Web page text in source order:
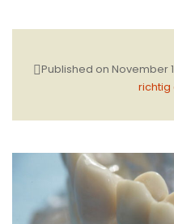
Published on November
richtig